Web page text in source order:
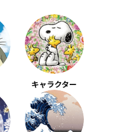
キャラクター